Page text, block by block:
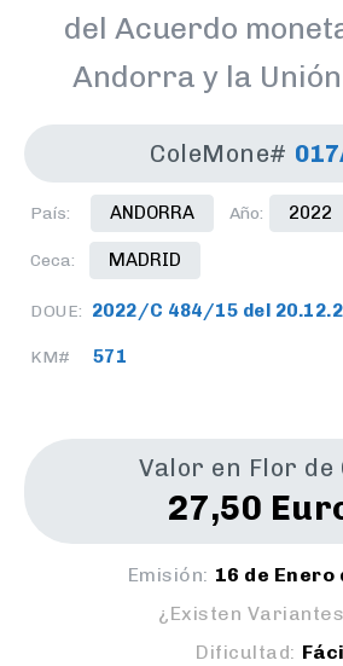
del Acuerdo
Andorra y la
ColeMone#
País: ANDORRA Año: 2022
Ceca: MADRID
DOUE: 2022/C 484/15 del
KM# 571
Valor en Flor de
27,50
Emisión: 16 de Enero
¿Existen
Dificultad: